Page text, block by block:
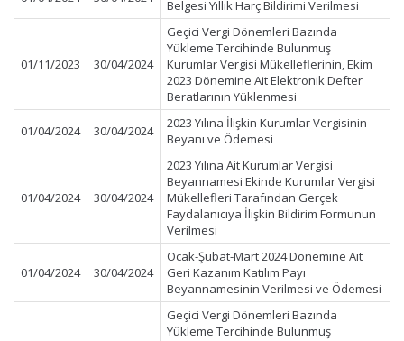
Belgesi Yıllık Harç Bildirimi Verilmesi
01/11/2023 30/04/2024
Geçici Vergi Dönemleri Bazında
Yükleme Tercihinde Bulunmuş
Kurumlar Vergisi Mükelleflerinin, Ekim
2023 Dönemine Ait Elektronik Defter
Beratlarının Yüklenmesi
01/04/2024 30/04/2024
2023 Yılına İlişkin Kurumlar Vergisinin
Beyanı ve Ödemesi
01/04/2024 30/04/2024
2023 Yılına Ait Kurumlar Vergisi
Beyannamesi Ekinde Kurumlar Vergisi
Mükellefleri Tarafından Gerçek
Faydalanıcıya İlişkin Bildirim Formunun
Verilmesi
01/04/2024 30/04/2024
Ocak-Şubat-Mart 2024 Dönemine Ait
Geri Kazanım Katılım Payı
Beyannamesinin Verilmesi ve Ödemesi
Geçici Vergi Dönemleri Bazında
Yükleme Tercihinde Bulunmuş